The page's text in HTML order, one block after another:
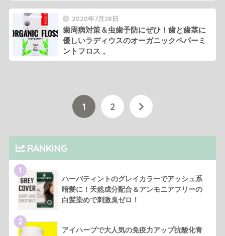
2020年7月28日
歯周病対策＆虫歯予防にぜひ！歯と歯茎に
優しいラディウスのオーガニックペパーミ
ントフロス 。
1 2
RANKING
1
ハーバティントのグレイカラーでアッシュ系
暗髪に！天然成分配合＆アンモニアフリーの
白髪染めで刺激臭ゼロ！
2
アイハーブで大人気の免疫力アップ抗酸化青